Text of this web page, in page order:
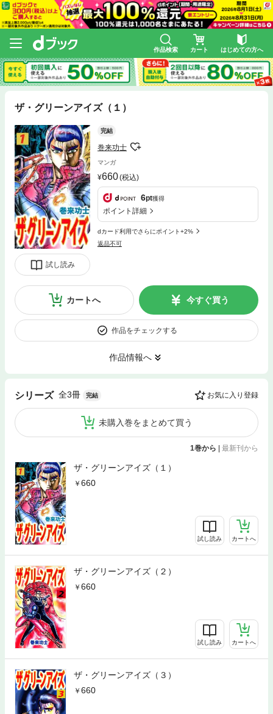
作品検索 カート はじめての方へ
ザ・グリーンアイズ（１）
試し読み
完結
巻来功士
マンガ
660(税込)
6pt獲得
ポイント詳細
dカード利用でさらにポイント+2%
返品不可
カートへ 今すぐ買う
作品をチェックする
作品情報へ
シリーズ 全3冊 完結 お気に入り登録
未購入巻をまとめて買う
1巻から | 最新刊から
ザ・グリーンアイズ（１）
660
試し読み カートへ
ザ・グリーンアイズ（２）
660
試し読み カートへ
ザ・グリーンアイズ（３）
660